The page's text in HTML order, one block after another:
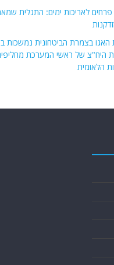
לאריכות ימים: התגלית
בצמרת הביטחונית נמשכות
היח"צ של ראשי המערכת
הלאומית